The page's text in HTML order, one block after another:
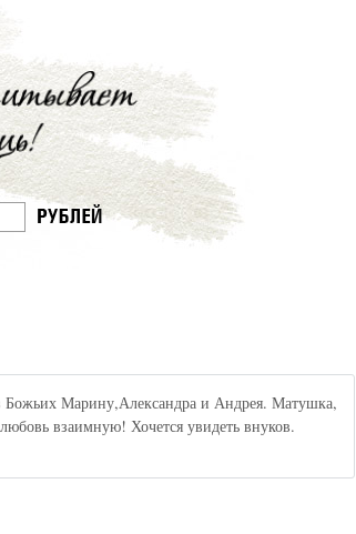
Божьих Марину,Александра и Андрея. Матушка,
взаимную! Хочется увидеть внуков.